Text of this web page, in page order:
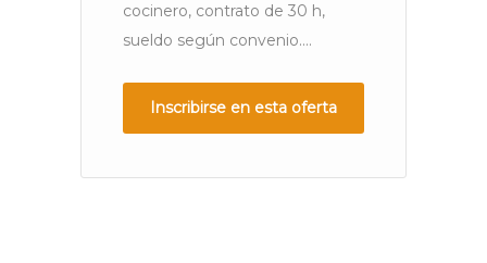
cocinero, contrato de 30 h,
sueldo según convenio....
Inscribirse en esta oferta